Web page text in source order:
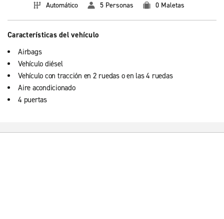
Automático 5 Personas 0 Maletas
Características del vehículo
Airbags
Vehículo diésel
Vehículo con tracción en 2 ruedas o en las 4 ruedas
Aire acondicionado
4 puertas